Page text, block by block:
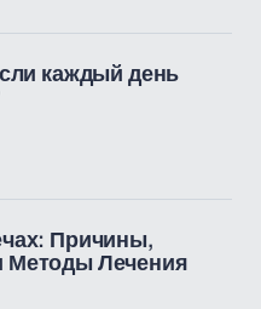
каждый день
Причины,
Лечения